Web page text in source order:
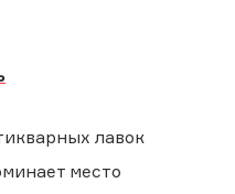
лавок
место